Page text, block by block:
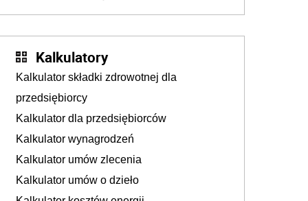
Kalkulatory
Kalkulator składki zdrowotnej dla
przedsiębiorcy
Kalkulator dla przedsiębiorców
Kalkulator wynagrodzeń
Kalkulator umów zlecenia
Kalkulator umów o dzieło